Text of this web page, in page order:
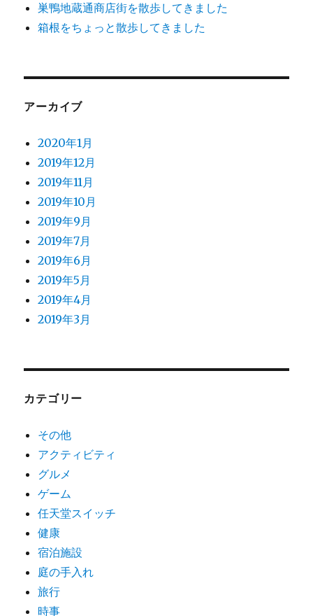
巣鴨地蔵通商店街を散歩してきました
箱根をちょっと散歩してきました
アーカイブ
2020年1月
2019年12月
2019年11月
2019年10月
2019年9月
2019年7月
2019年6月
2019年5月
2019年4月
2019年3月
カテゴリー
その他
アクティビティ
グルメ
ゲーム
任天堂スイッチ
健康
宿泊施設
庭の手入れ
旅行
時事